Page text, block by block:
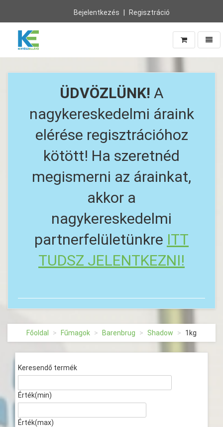
Bejelentkezés Regisztráció
Vissza
ÜDVÖZLÜNK! A
nagykereskedelmi áraink
elérése regisztrációhoz
kötött! Ha szeretnéd
megismerni az árainkat,
akkor a
nagykereskedelmi
partnerfelületünkre ITT
TUDSZ JELENTKEZNI!
Főoldal Fűmagok Barenbrug Shadow 1kg
Keresendő termék
Érték(min)
Érték(max)